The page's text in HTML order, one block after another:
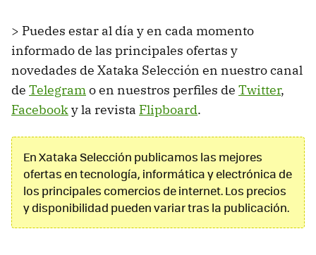
> Puedes estar al día y en cada momento
informado de las principales ofertas y
novedades de Xataka Selección en nuestro canal
de Telegramo en nuestros perfiles de Twitter,
Facebooky la revista Flipboard.
En Xataka Selección publicamos las mejores
ofertas en tecnología, informática y electrónica de
los principales comercios de internet. Los precios
y disponibilidad pueden variar tras la publicación.